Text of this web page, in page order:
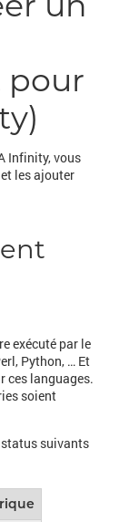
pour
Infinity, vous
les ajouter
exécuté par le
Python, … Et
ces languages.
soient
status suivants